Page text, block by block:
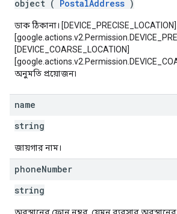
object ( PostalAddress )
ডাক ঠিকানা। [DEVICE_PRECISE_LOCATION]
[DEVICE_COARSE_LOCATION]
অনুমতি প্রয়োজন৷
name
string
জায়গার নাম।
phoneNumber
string